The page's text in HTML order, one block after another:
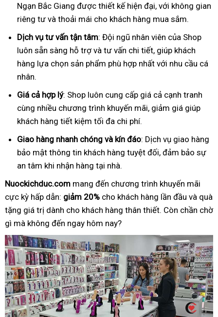
Ngạn Bắc Giang được thiết kế hiện đại, với không gian
riêng tư và thoải mái cho khách hàng mua sắm.
Dịch vụ tư vấn tận tâm: Đội ngũ nhân viên của Shop
luôn sẵn sàng hỗ trợ và tư vấn chi tiết, giúp khách
hàng lựa chọn sản phẩm phù hợp nhất với nhu cầu cá
nhân.
Giá cả hợp lý: Shop luôn cung cấp giá cả cạnh tranh
cùng nhiều chương trình khuyến mãi, giảm giá giúp
khách hàng tiết kiệm tối đa chi phí.
Giao hàng nhanh chóng và kín đáo: Dịch vụ giao hàng
bảo mật thông tin khách hàng tuyệt đối, đảm bảo sự
an tâm khi nhận hàng tại nhà.
Nuockichduc.com mang đến chương trình khuyến mãi
cực kỳ hấp dẫn: giảm 20% cho khách hàng lần đầu và quà
tặng giá trị dành cho khách hàng thân thiết. Còn chần chờ
gì mà không đến ngay hôm nay?